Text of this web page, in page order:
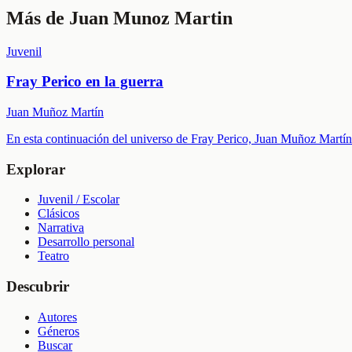
Más de Juan Munoz Martin
Juvenil
Fray Perico en la guerra
Juan Muñoz Martín
En esta continuación del universo de Fray Perico, Juan Muñoz
Explorar
Juvenil / Escolar
Clásicos
Narrativa
Desarrollo personal
Teatro
Descubrir
Autores
Géneros
Buscar